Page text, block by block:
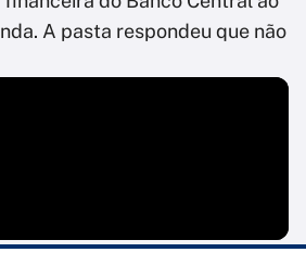
A pasta respondeu que não